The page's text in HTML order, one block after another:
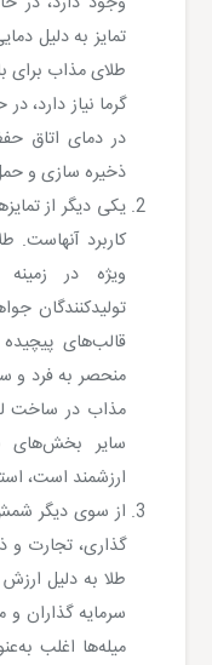
تمایز به دلیل
طلای مذاب برای
گرما نیاز
در دمای اتاق
ذخیره سازی و حمل
یکی دیگر از
کاربرد آنهاست.
ویژه در
تولیدکنندگان
قالب‌های
منحصر به فرد و
مذاب در ساخت
سایر بخش‌های
ارزشمند است،
از سوی دیگر
گذاری، تجارت
طلا به دلیل
سرمایه گذاران
میله‌ها اغلب